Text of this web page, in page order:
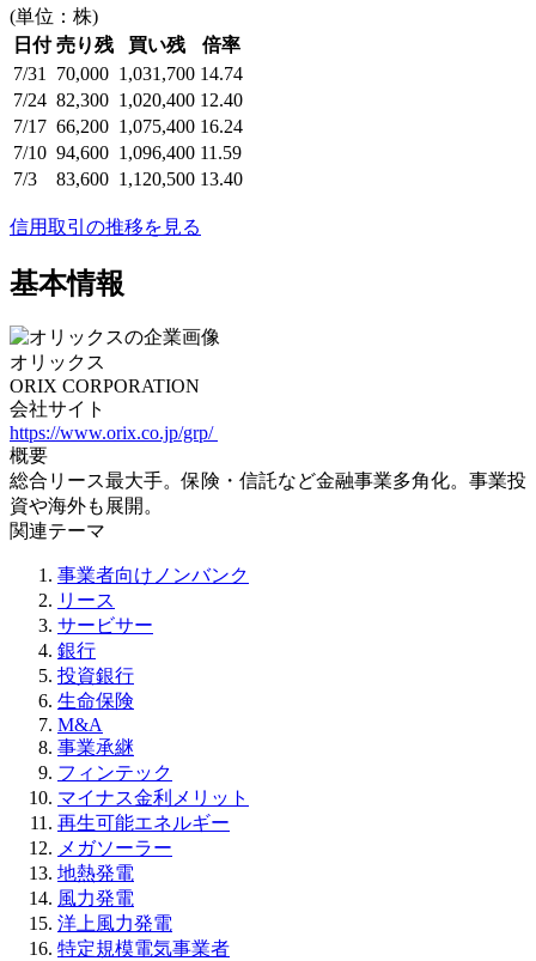
(単位：株)
日付 売り残 買い残
倍率
7/31
70,000 1,031,700 14.74
7/24 82,300 1,020,400 12.40
7/17 66,200 1,075,400 16.24
7/10 94,600 1,096,400 11.59
7/3
83,600 1,120,500 13.40
信用取引の推移を見る
基本情報
オリックス
ORIX CORPORATION
会社サイト
https://www.orix.co.jp/grp/
概要
総合リース最大手。保険・信託など金融事業多角化。事業投
資や海外も展開。
関連テーマ
事業者向けノンバンク
リース
サービサー
銀行
投資銀行
生命保険
M&A
事業承継
フィンテック
マイナス金利メリット
再生可能エネルギー
メガソーラー
地熱発電
風力発電
洋上風力発電
特定規模電気事業者